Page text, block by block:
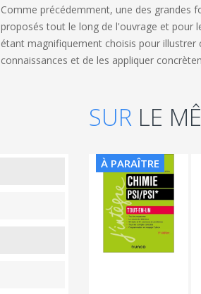
Comme précédemment, une des grandes
proposés tout le long de l'ouvrage et pour
étant magnifiquement choisis pour
connaissances et de les appliquer
SUR LE
À PARAÎTRE